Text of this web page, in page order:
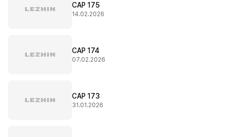
CAP 175
14.02.2026
CAP 174
07.02.2026
CAP 173
31.01.2026